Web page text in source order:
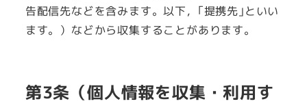
告配信先などを含みます。以下，｢提携先｣といい
ます。）などから収集することがあります。
第3条（個人情報を収集・利用す